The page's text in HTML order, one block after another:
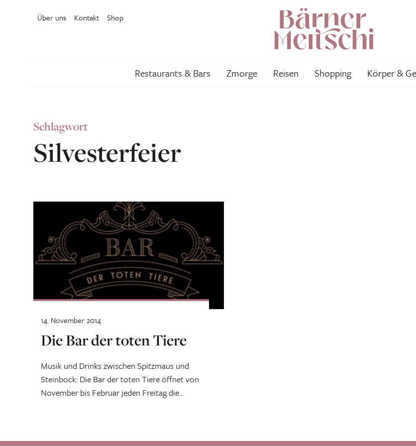
Über uns Kontakt Shop
Restaurants & Bars Zmorge Reisen Shopping Körper &
Schlagwort
Silvesterfeier
Die Bar der toten Tiere
Musik und Drinks zwischen Spitzmaus und
Steinbock: Die Bar der toten Tiere öffnet von
November bis Februar jeden Freitag die...
14. November 2014